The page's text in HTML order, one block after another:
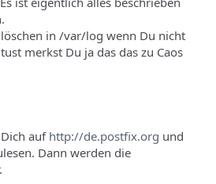
in /var/log wenn Du nicht
merkst Du ja das das zu Caos
auf http://de.postfix.org und
Dann werden die